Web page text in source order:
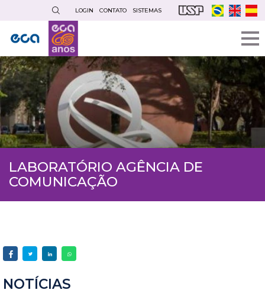
conteúdo
principal
LOGIN CONTATO SISTEMAS
LABORATÓRIO AGÊNCIA DE
COMUNICAÇÃO
NOTÍCIAS